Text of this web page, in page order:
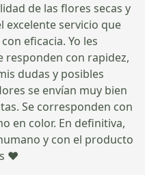
de las flores secas y
excelente servicio que
eficacia. Yo les
responden con rapidez,
dudas y posibles
se envían muy bien
Se corresponden con
en color. En definitiva,
y con el producto
❤️